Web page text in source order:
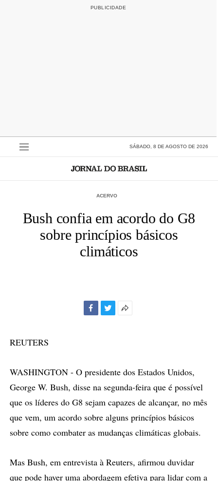
SÁBADO, 8 DE AGOSTO DE 2026
ACERVO
Bush confia em acordo do G8
sobre princípios básicos
climáticos
REUTERS
WASHINGTON - O presidente dos Estados Unidos,
George W. Bush, disse na segunda-feira que é possível
que os líderes do G8 sejam capazes de alcançar, no mês
que vem, um acordo sobre alguns princípios básicos
sobre como combater as mudanças climáticas globais.
Mas Bush, em entrevista à Reuters, afirmou duvidar
que pode haver uma abordagem efetiva para lidar com a